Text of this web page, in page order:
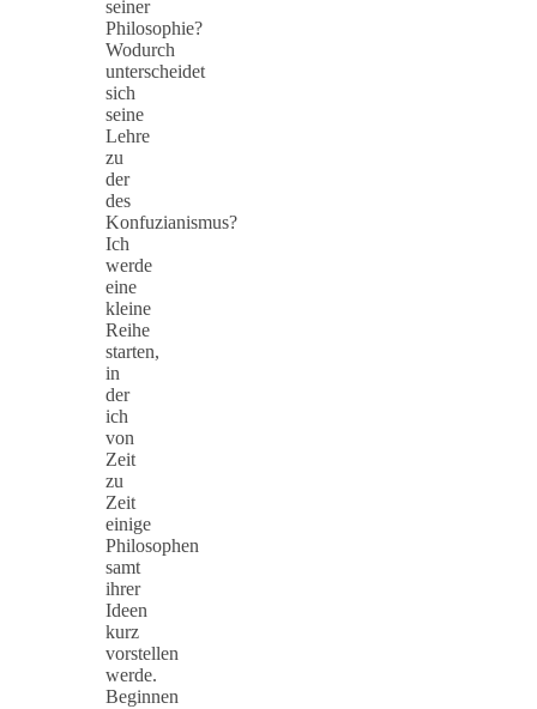
seiner
Philosophie?
Wodurch
unterscheidet
sich
seine
Lehre
zu
der
des
Konfuzianismus?
Ich
werde
eine
kleine
Reihe
starten,
in
der
ich
von
Zeit
zu
Zeit
einige
Philosophen
samt
ihrer
Ideen
kurz
vorstellen
werde.
Beginnen